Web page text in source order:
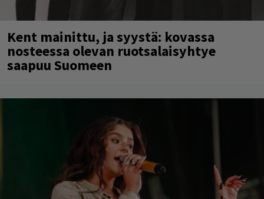
Kent mainittu, ja syystä: kovassa
nosteessa olevan ruotsalaisyhtye
saapuu Suomeen